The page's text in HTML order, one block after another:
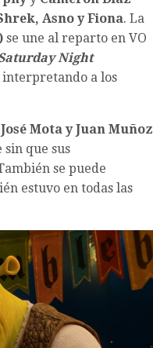
Asno y Fiona. La
se une al reparto en VO
Night
interpretando a los
Mota y Juan Muñoz
sin que sus
se puede
estuvo en todas las